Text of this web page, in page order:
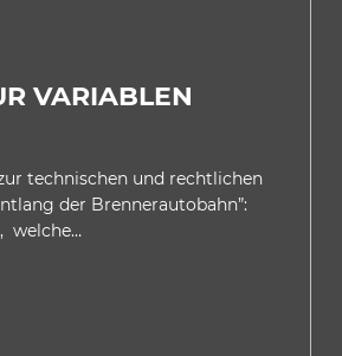
VARIABLEN
technischen und rechtlichen
der Brennerautobahn”:
welche…